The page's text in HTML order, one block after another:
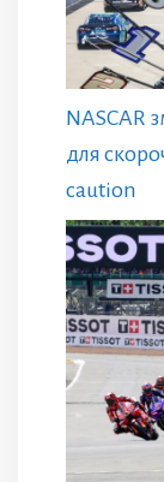
NASCAR
для
caution